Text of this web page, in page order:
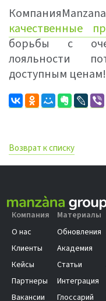
качественные
борьбы с
лояльности
доступным ценам!
Возврат к списку
Компания
О нас
Клиенты
Кейсы
Партнеры
Вакансии
Материалы
Обновления
Академия
Статьи
Интеграция
Глоссарий